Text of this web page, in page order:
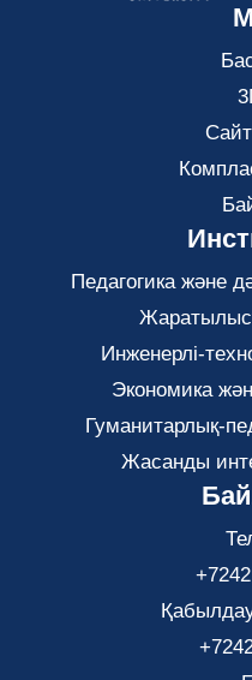
Педагогика және
Инженерлі-
Экономика
Гуманитарлық-
Жасанды